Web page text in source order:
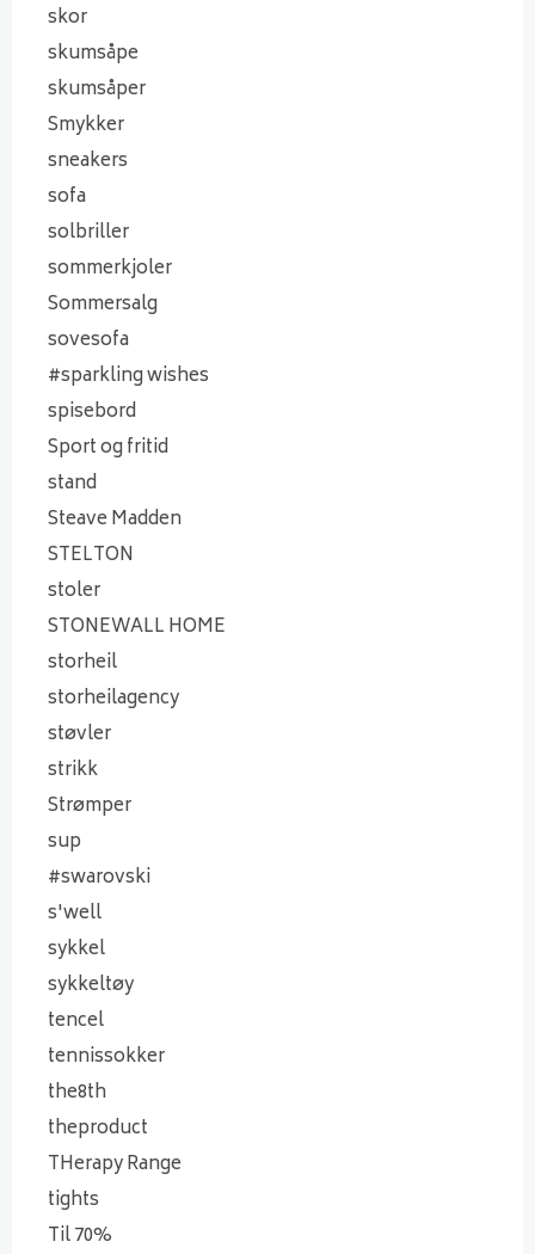
skor
skumsåpe
skumsåper
Smykker
sneakers
sofa
solbriller
sommerkjoler
Sommersalg
sovesofa
#sparkling wishes
spisebord
Sport og fritid
stand
Steave Madden
STELTON
stoler
STONEWALL HOME
storheil
storheilagency
støvler
strikk
Strømper
sup
#swarovski
s'well
sykkel
sykkeltøy
tencel
tennissokker
the8th
theproduct
THerapy Range
tights
Til 70%